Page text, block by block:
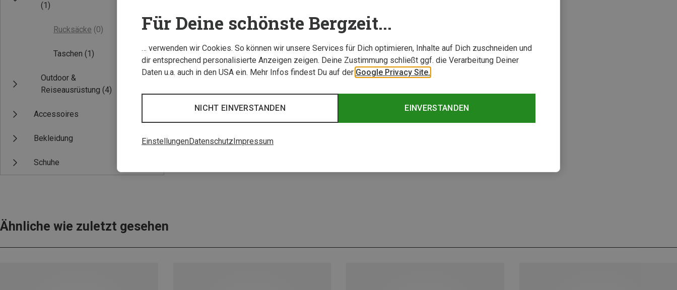
(1)
Rucksäcke (0)
Taschen (1)
Outdoor &
Reiseausrüstung (4)
Accessoires
Bekleidung
Schuhe
Ähnliche wie zuletzt gesehen
Für Deine schönste Bergzeit...
… verwenden wir Cookies. So können wir unsere Services für Dich optimieren, Inhalte auf Dich zuschneiden und
dir entsprechend personalisierte Anzeigen zeigen. Deine Zustimmung schließt ggf. die Verarbeitung Deiner
Daten u.a. auch in den USA ein. Mehr Infos findest Du auf der Google Privacy Site.
EINVERSTANDEN
NICHT EINVERSTANDEN
EinstellungenDatenschutzImpressum